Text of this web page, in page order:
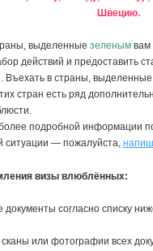
Швецию.
выделенныезеленым вам
действий и предоставить
Въехать в страны,
стран есть ряд
подробной информации
ситуации — пожалуйста,
визы влюблённых:
документы согласно списку
или фотографии всех